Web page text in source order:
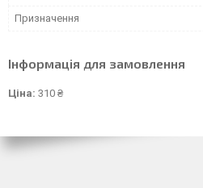
Призначення
Інформація для замовлення
Ціна: 310 ₴